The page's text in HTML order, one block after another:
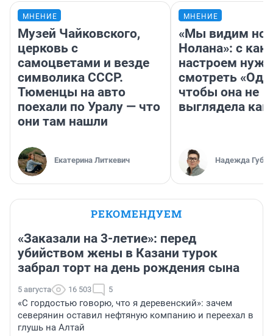
МНЕНИЕ
Музей Чайковского,
церковь с
самоцветами и везде
символика СССР.
Тюменцы на авто
поехали по Уралу — что
они там нашли
Екатерина Литкевич
МНЕНИЕ
«Мы видим
Нолана»: с
настроем
смотреть
чтобы она не
выглядела как
Надежда
РЕКОМЕНДУЕМ
«Заказали на 3-летие»: перед
убийством жены в Казани турок
забрал торт на день рождения сына
5 августа 16 503 5
«С гордостью говорю, что я деревенский»: зачем
северянин оставил нефтяную компанию и переехал в
глушь на Алтай